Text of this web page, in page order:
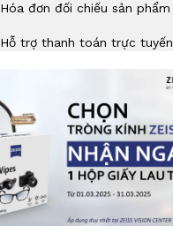
Hóa đơn đối chiếu sản phẩm
Hỗ trợ thanh toán trực tuyến